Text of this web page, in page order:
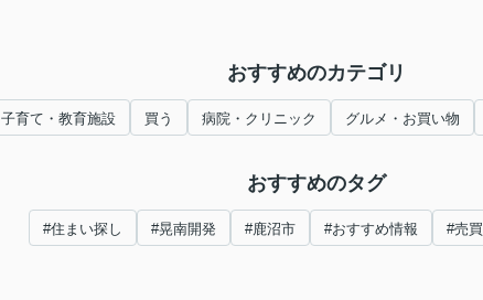
おすすめのカテゴリ
子育て・教育施設 買う 病院・クリニック グルメ・お買い物
おすすめのタグ
#住まい探し #晃南開発 #鹿沼市 #おすすめ情報 #売買